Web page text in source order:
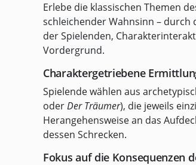
Erlebe die klassischen Themen
schleichender Wahnsinn – durch
der Spielenden,
Vordergrund.
Charaktergetriebene
Spielende wählen aus
oderDer Träumer), die jeweils
Herangehensweise an das
dessen Schrecken.
Fokus auf die Konsequenzen